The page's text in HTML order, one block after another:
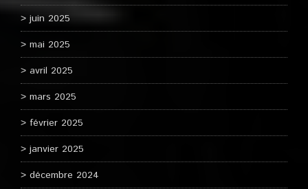
juin 2025
mai 2025
avril 2025
mars 2025
février 2025
janvier 2025
décembre 2024